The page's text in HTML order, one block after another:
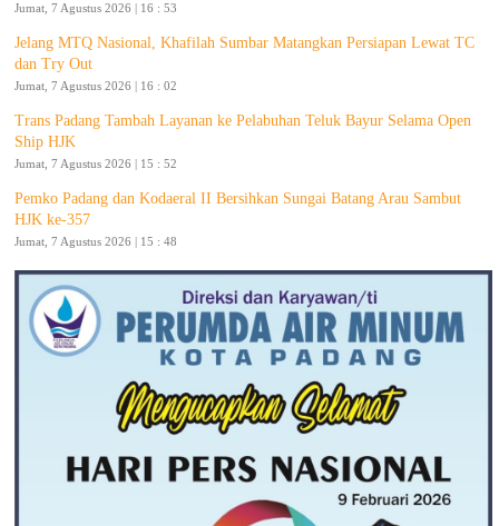
Jumat, 7 Agustus 2026 | 16 : 53
Jelang MTQ Nasional, Khafilah Sumbar Matangkan Persiapan Lewat TC
dan Try Out
Jumat, 7 Agustus 2026 | 16 : 02
Trans Padang Tambah Layanan ke Pelabuhan Teluk Bayur Selama Open
Ship HJK
Jumat, 7 Agustus 2026 | 15 : 52
Pemko Padang dan Kodaeral II Bersihkan Sungai Batang Arau Sambut
HJK ke-357
Jumat, 7 Agustus 2026 | 15 : 48